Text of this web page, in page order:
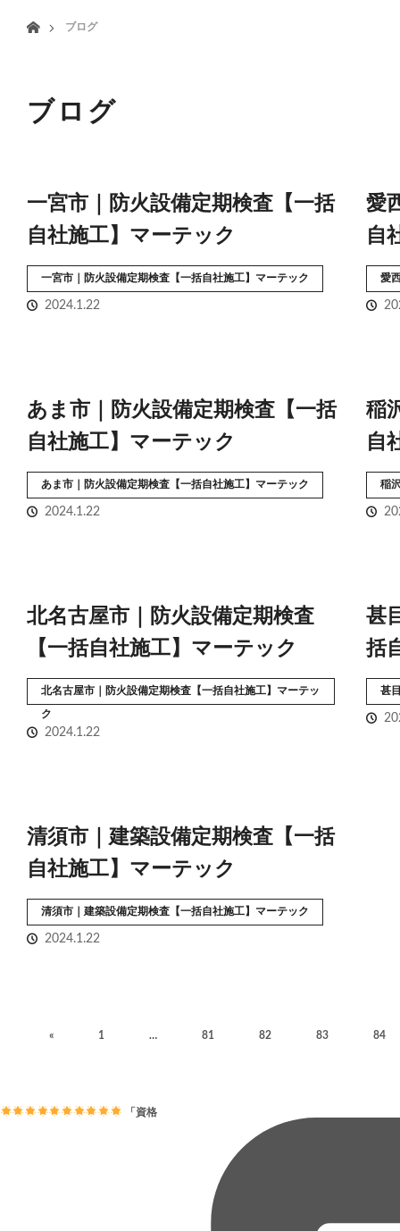
ブログ
ブログ
一宮市｜防火設備定期検査【一括
自社施工】マーテック
一宮市｜防火設備定期検査【一括自社施工】マーテック
2024.1.22
愛
自
愛
あま市｜防火設備定期検査【一括
自社施工】マーテック
あま市｜防火設備定期検査【一括自社施工】マーテック
2024.1.22
稲
自
稲
北名古屋市｜防火設備定期検査
【一括自社施工】マーテック
北名古屋市｜防火設備定期検査【一括自社施工】マーテッ
ク
2024.1.22
甚
括
甚
清須市｜建築設備定期検査【一括
自社施工】マーテック
清須市｜建築設備定期検査【一括自社施工】マーテック
2024.1.22
« 1 … 81 82 83 84
「資格